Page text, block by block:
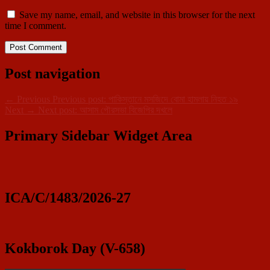
Save my name, email, and website in this browser for the next
time I comment.
Post navigation
← Previous Previous post:
পাকিস্তানে মসজিদে বোমা হামলায় নিহত ১৯
Next → Next post: আসাম পৌরসভা বিজেপির দখলে
Primary Sidebar Widget Area
ICA/C/1483/2026-27
Kokborok Day (V-658)